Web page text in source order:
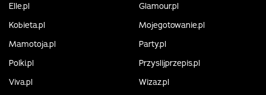
Elle.pl
Glamour.pl
Kobieta.pl
Mojegotowanie.pl
Mamotoja.pl
Party.pl
Polki.pl
Przyslijprzepis.pl
Viva.pl
Wizaz.pl